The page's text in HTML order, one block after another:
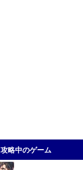
攻略中のゲーム